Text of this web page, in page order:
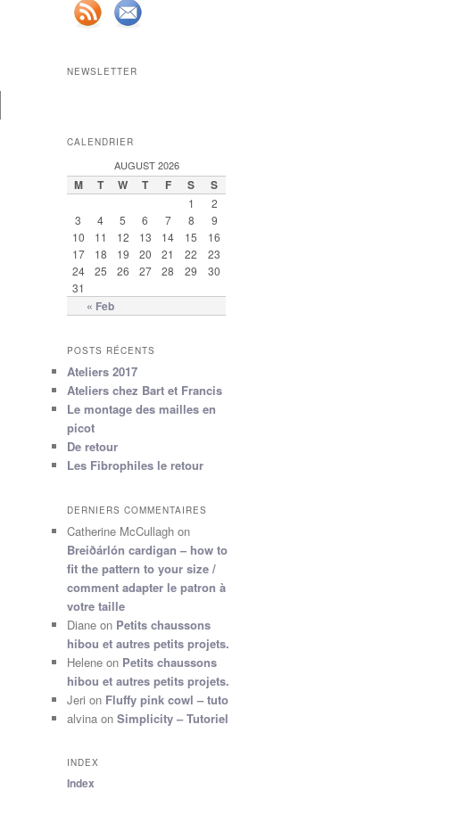
NEWSLETTER
CALENDRIER
AUGUST 2026
M T W T F S S
« Feb
1
2
3
4 5 6 7 8
9
10
11 12 13 14 15
16
17
18 19 20 21 22
23
24
25 26 27 28 29
30
31
POSTS RÉCENTS
Ateliers 2017
Ateliers chez Bart et Francis
Le montage des mailles en
picot
De retour
Les Fibrophiles le retour
DERNIERS COMMENTAIRES
Catherine McCullagh on
Breiðárlón cardigan – how to
fit the pattern to your size /
comment adapter le patron à
votre taille
Diane on Petits chaussons
hibou et autres petits projets.
Helene on Petits chaussons
hibou et autres petits projets.
Jeri on Fluffy pink cowl – tuto
alvina on Simplicity – Tutoriel
INDEX
Index